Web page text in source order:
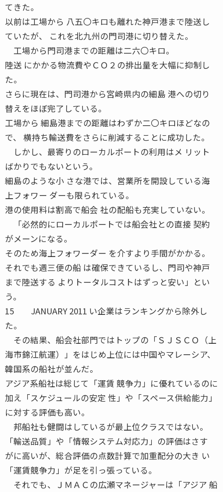
てきた。
以前は工場から 八五〇キロも離れた神戸港まで陸送し
ていたが、 これを北九州の門司港に切り替えた。
工場から門司港までの距離は二六〇キロ。
陸送 にかかる物流費やＣＯ２の排出量を大幅に抑制し
た。
さらに現在は、門司港から宮崎県内の細島 港への切り
替えをほぼ完了している。
工場から 細島港までの距離はわずか二〇キロほどなの
で、 横持ち輸送費をさらに削減することに成功した。
しかし、最寄りのローカルポートの利用はメ リット
ばかりでもないという。
細島のような小 さな港では、営業所を開設している海
上フォワー ダーも限られている。
港の使用料は割高で船会 社の配船も充実していない。
「必然的にローカルポートでは船会社との直接 契約
がメーンになる。
そのため海上フォワーダー を介すより手間がかかる。
それでも週三便の船 は確保できているし、門司や神戸
まで陸送する よりトータルコストはずっと安い」とい
う。
15 JANUARY 2011 い企業はランキングから除外し
た。
その結果、船会社部門ではトップの「ＳＪＳＣＯ（上
海市錦江航運）」をはじめ上位には中国やマレーシア、
韓国系の船社が並んだ。
アジア系船社は総じて「運賃 競争力」に優れているのに
加え「スケジュールの安定 性」や「スペース供給能力」
に対する評価も高い。
邦船社も健闘はしているが最上位クラスではない。
「輸送品質」や「情報システム対応力」の評価はさす
がに高いが、総合評価の点数計算で加重配分の大き い
「運賃競争力」が足を引っ張っている。
それでも、ＪＭＡＣの広瀬マネージャーは「アジア 船